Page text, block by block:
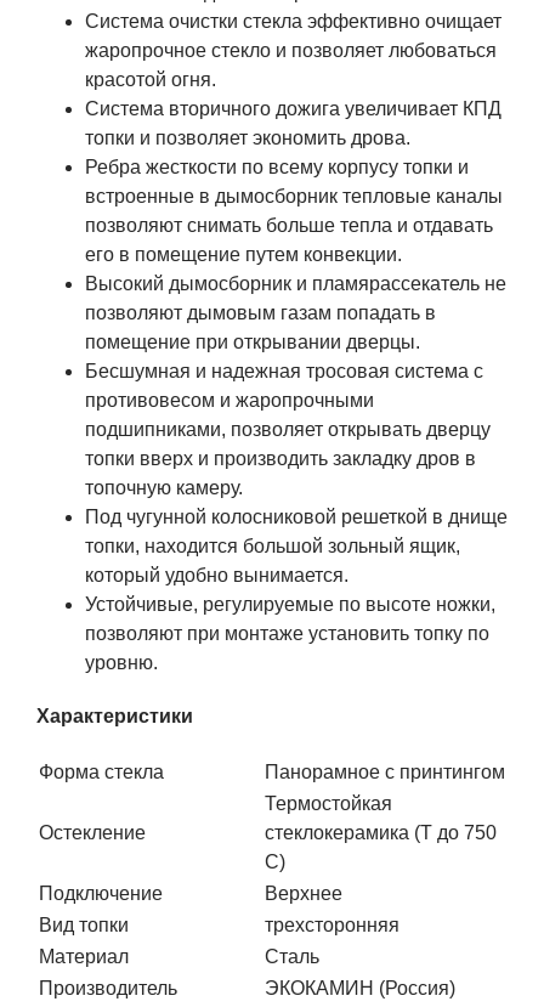
Система очистки стекла эффективно очищает
жаропрочное стекло и позволяет любоваться
красотой огня.
Система вторичного дожига увеличивает КПД
топки и позволяет экономить дрова.
Ребра жесткости по всему корпусу топки и
встроенные в дымосборник тепловые каналы
позволяют снимать больше тепла и отдавать
его в помещение путем конвекции.
Высокий дымосборник и пламярассекатель не
позволяют дымовым газам попадать в
помещение при открывании дверцы.
Бесшумная и надежная тросовая система с
противовесом и жаропрочными
подшипниками, позволяет открывать дверцу
топки вверх и производить закладку дров в
топочную камеру.
Под чугунной колосниковой решеткой в днище
топки, находится большой зольный ящик,
который удобно вынимается.
Устойчивые, регулируемые по высоте ножки,
позволяют при монтаже установить топку по
уровню.
Характеристики
Форма стекла Панорамное с принтингом
Остекление
Термостойкая
стеклокерамика (Т до 750
С)
Подключение
Верхнее
Вид топки
трехсторонняя
Материал
Сталь
Производитель
ЭКОКАМИН (Россия)